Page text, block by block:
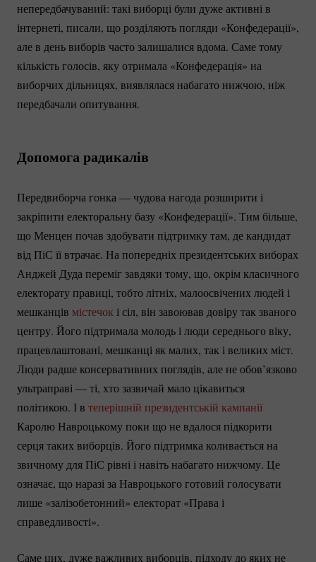
непередбачуваний: такі виборці були дуже активні в
інтернеті, писали, що розділяють погляди «Конфедерації»,
але в день виборів часто залишалися вдома. Саме тому
кількість голосів, яку отримала «Конфедерація» на
виборчих дільницях, виявлялася набагато нижчою, ніж
передбачали опитування.
Допомога радикалів
Передвиборча гонка — чудова нагода розширити і
закріпити електоральну базу «Конфедерації». Тим більше,
що Менцен почав здобувати підтримку там, де кандидат
від ПіС її втрачає. На попередніх президентських виборах
Анджей Дуда переміг завдяки тому, що, окрім класичного
електорату правиці, тобто літніх, малоосвічених людей і
мешканців містечок і сіл, він завоював довіру так званого
центру. Його підтримала молодь і люди середнього віку,
працевлаштовані, мешканці як малих, так і великих міст.
Люди радше консервативних поглядів, але не обов’язково
ультраправі — ті, хто зазвичай мало цікавиться
політикою. І в теперішній президентській кампанії
Каролю Навроцькому поки що не вдалося підкорити
серця таких виборців. Його підтримка коливається на
звичному для ПіС рівні і навіть набагато нижчому. Це
означає, що наразі за Навроцького готовий голосувати
лише «залізобетонний» електорат «Права і
справедливості».
Саме цих, дуже важливих виборців, підходу до яких не